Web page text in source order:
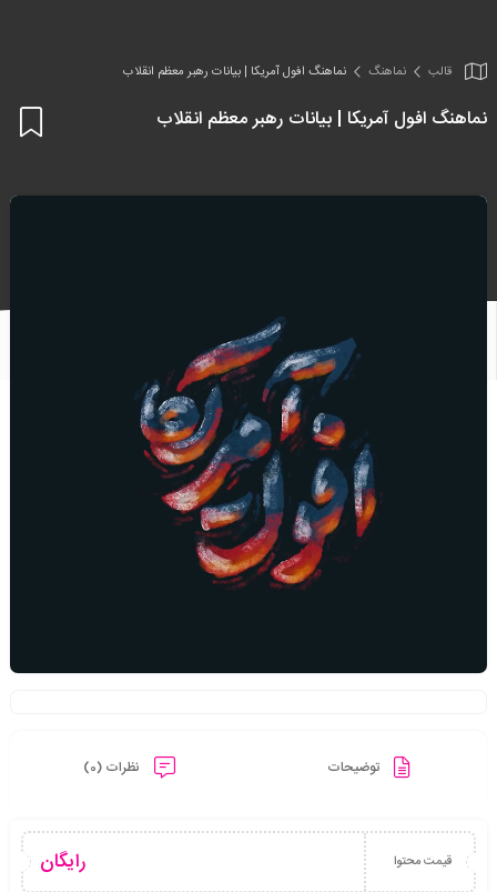
قالب نماهنگ نماهنگ افول آمریکا | بیانات رهبر معظم انقلاب
نماهنگ افول آمریکا | بیانات رهبر معظم انقلاب
توضیحات نظرات (0)
قیمت محتوا رایگان